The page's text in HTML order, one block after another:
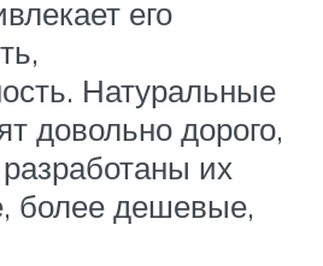
его
Натуральные
довольно дорого,
их
более дешевые,